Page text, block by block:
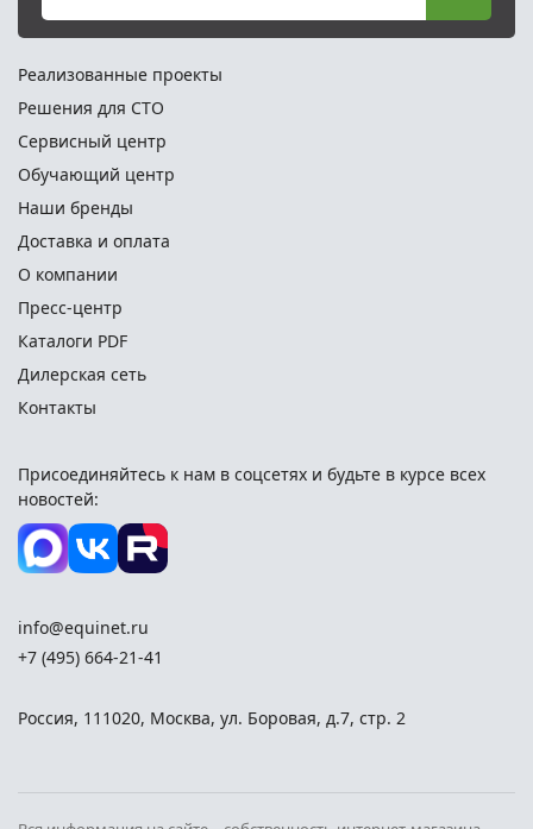
Реализованные проекты
Решения для СТО
Сервисный центр
Обучающий центр
Наши бренды
Доставка и оплата
О компании
Пресс-центр
Каталоги PDF
Дилерская сеть
Контакты
Присоединяйтесь к нам в соцсетях и будьте в курсе всех
новостей:
info@equinet.ru
+7 (495) 664-21-41
Россия, 111020, Москва, ул. Боровая, д.7, стр. 2